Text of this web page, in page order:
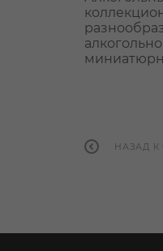
НАЗАД К